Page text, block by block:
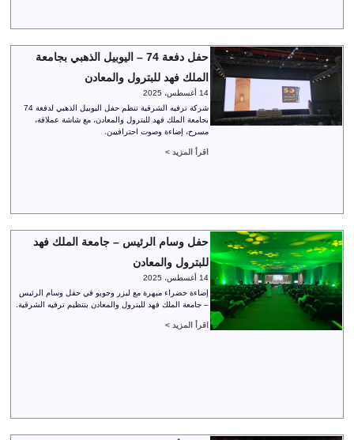
حفل دفعة 74 – اليوبيل الذهبي بجامعة
الملك فهد للبترول والمعادن
14 أغسطس، 2025
شركة ترفيه الشرقية تنظم حفل اليوبيل الذهبي لدفعة 74
بجامعة الملك فهد للبترول والمعادن، مع شاشة عملاقة،
مسرح، إضاءة وصوت احترافيين.
اقرأ المزيد >
حفل وسام الرئيس – جامعة الملك فهد
للبترول والمعادن
14 أغسطس، 2025
إضاءة خضراء مبهرة مع ليزر وجوبو في حفل وسام الرئيس
– جامعة الملك فهد للبترول والمعادن بتنظيم ترفيه الشرقية.
اقرأ المزيد >